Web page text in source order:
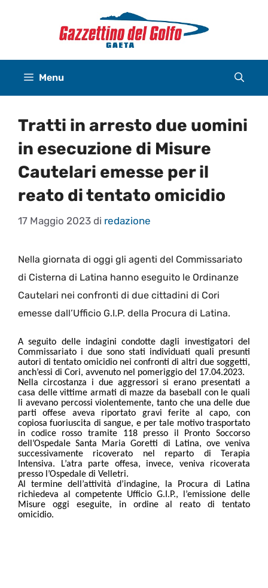
Menu
Tratti in arresto due uomini
in esecuzione di Misure
Cautelari emesse per il
reato di tentato omicidio
17 Maggio 2023 di redazione
Nella giornata di oggi gli agenti del Commissariato
di Cisterna di Latina hanno eseguito le Ordinanze
Cautelari nei confronti di due cittadini di Cori
emesse dall’Ufficio G.I.P. della Procura di Latina.
A seguito delle indagini condotte dagli investigatori del
Commissariato i due sono stati individuati quali presunti
autori di tentato omicidio nei confronti di altri due soggetti,
anch’essi di Cori, avvenuto nel pomeriggio del 17.04.2023.
Nella circostanza i due aggressori si erano presentati a
casa delle vittime armati di mazze da baseball con le quali
li avevano percossi violentemente, tanto che una delle due
parti offese aveva riportato gravi ferite al capo, con
copiosa fuoriuscita di sangue, e per tale motivo trasportato
in codice rosso tramite 118 presso il Pronto Soccorso
dell’Ospedale Santa Maria Goretti di Latina, ove veniva
successivamente ricoverato nel reparto di Terapia
Intensiva. L’atra parte offesa, invece, veniva ricoverata
presso l’Ospedale di Velletri.
Al termine dell’attività d’indagine, la Procura di Latina
richiedeva al competente Ufficio G.I.P., l’emissione delle
Misure oggi eseguite, in ordine al reato di tentato
omicidio.